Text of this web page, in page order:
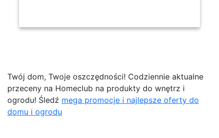
Twój dom, Twoje oszczędności! Codziennie aktualne
przeceny na Homeclub na produkty do wnętrz i
ogrodu! Śledź mega promocje i najlepsze oferty do
domu i ogrodu